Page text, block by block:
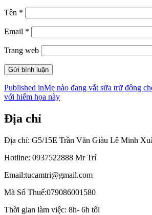
Tên *
Email *
Trang web
Điều
hướng
bài
Published inMẹ nào đang vắt sữa trữ đông
với hiểm họa này
Địa chỉ
Địa chỉ: G5/15E Trần Văn Giàu Lê Minh
Hotline: 0937522888 Mr Trí
Email:tucamtri@gmail.com
Mã Số Thuế:079086001580
Thời gian làm việc: 8h- 6h tối